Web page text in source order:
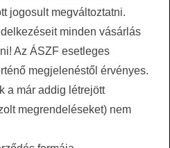
jogosult megváltoztatni.
minden vásárlás
Az ÁSZF esetleges
megjelenéstől érvényes.
a már addig létrejött
megrendeléseket) nem